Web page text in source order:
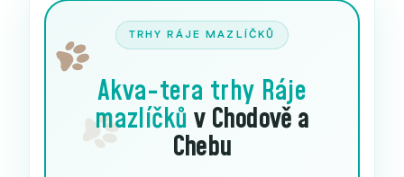
TRHY RÁJE MAZLÍČKŮ
Akva-tera trhy Ráje
mazlíčků v Chodově a
Chebu